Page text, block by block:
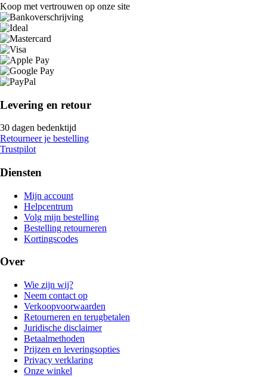
Koop met vertrouwen op onze site
Levering en retour
30 dagen bedenktijd
Retourneer je bestelling
Trustpilot
Diensten
Mijn account
Helpcentrum
Volg mijn bestelling
Bestelling retourneren
Kortingscodes
Over
Wie zijn wij?
Neem contact op
Verkoopvoorwaarden
Retourneren en terugbetalen
Juridische disclaimer
Betaalmethoden
Prijzen en leveringsopties
Privacy verklaring
Onze winkel